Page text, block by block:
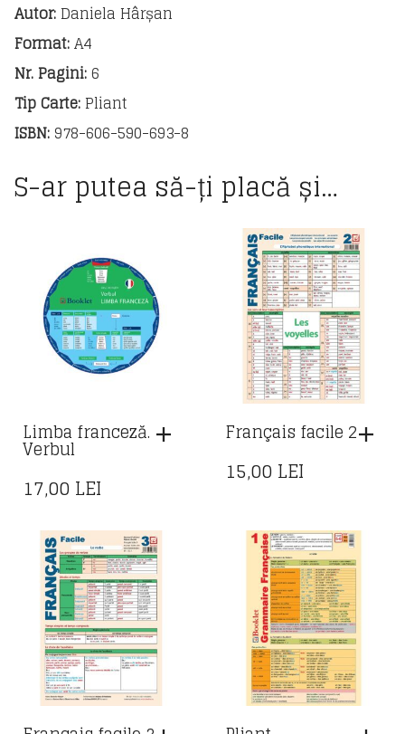
Autor: Daniela Hârșan
Format:A4
Nr. Pagini:6
Tip Carte: Pliant
ISBN:978-606-590-693-8
S-ar putea să-ți placă și…
Limba franceză.
Verbul
17,00 LEI
Français facile 2
15,00 LEI